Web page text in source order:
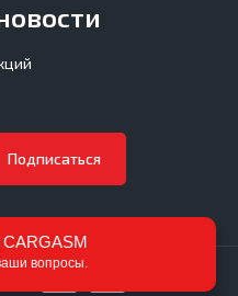
Подписаться
вопросы.